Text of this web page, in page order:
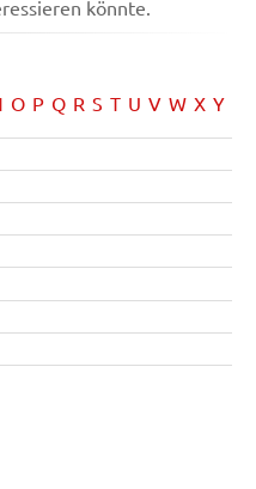
könnte.
O P Q R S T U V W X Y